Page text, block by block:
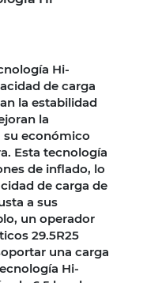
Hi-
de carga
la estabilidad
la
su económico
Esta tecnología
de inflado, lo
de carga de
a sus
un operador
29.5R25
una carga
Hi-